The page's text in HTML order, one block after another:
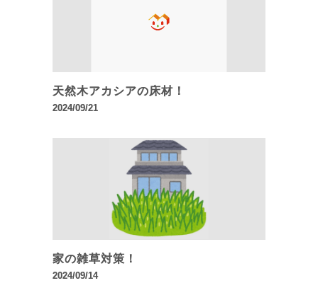
天然木アカシアの床材！
2024/09/21
家の雑草対策！
2024/09/14